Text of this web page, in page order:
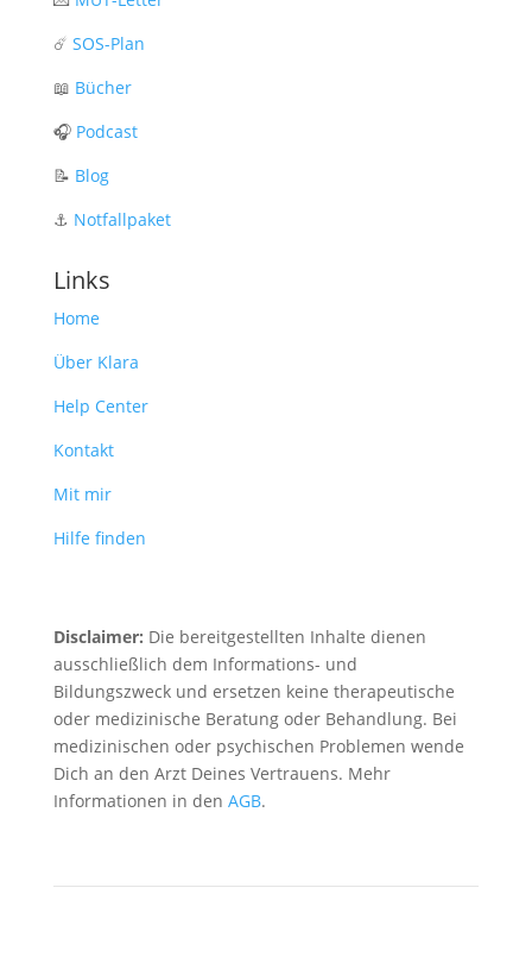
☄️ SOS-Plan
📖 Bücher
🎧 Podcast
📝 Blog
⚓️ Notfallpaket
Links
Home
Über Klara
Help Center
Kontakt
Mit mir
Hilfe finden
Disclaimer: Die bereitgestellten Inhalte dienen
ausschließlich dem Informations- und
Bildungszweck und ersetzen keine therapeutische
oder medizinische Beratung oder Behandlung. Bei
medizinischen oder psychischen Problemen wende
Dich an den Arzt Deines Vertrauens. Mehr
Informationen in den AGB.